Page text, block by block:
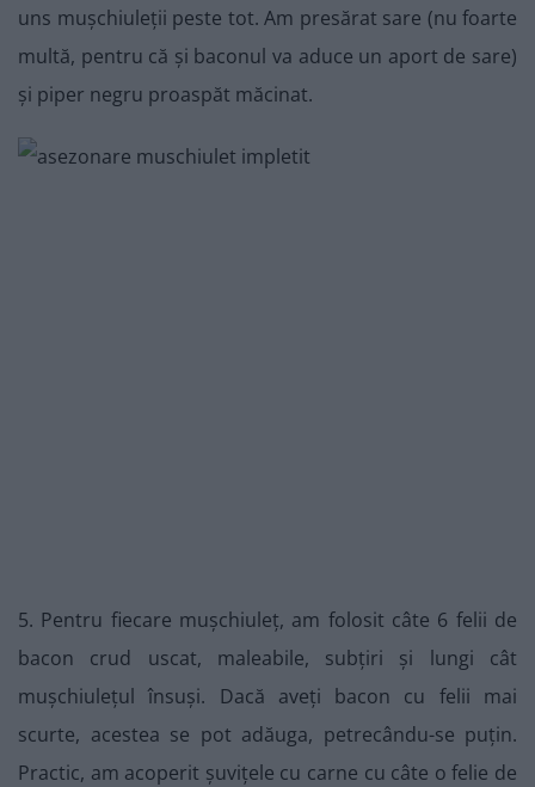
uns mușchiuleții peste tot. Am presărat sare (nu foarte
multă, pentru că și baconul va aduce un aport de sare)
și piper negru proaspăt măcinat.
5. Pentru fiecare mușchiuleț, am folosit câte 6 felii de
bacon crud uscat, maleabile, subțiri și lungi cât
mușchiulețul însuși. Dacă aveți bacon cu felii mai
scurte, acestea se pot adăuga, petrecându-se puțin.
Practic, am acoperit șuvițele cu carne cu câte o felie de